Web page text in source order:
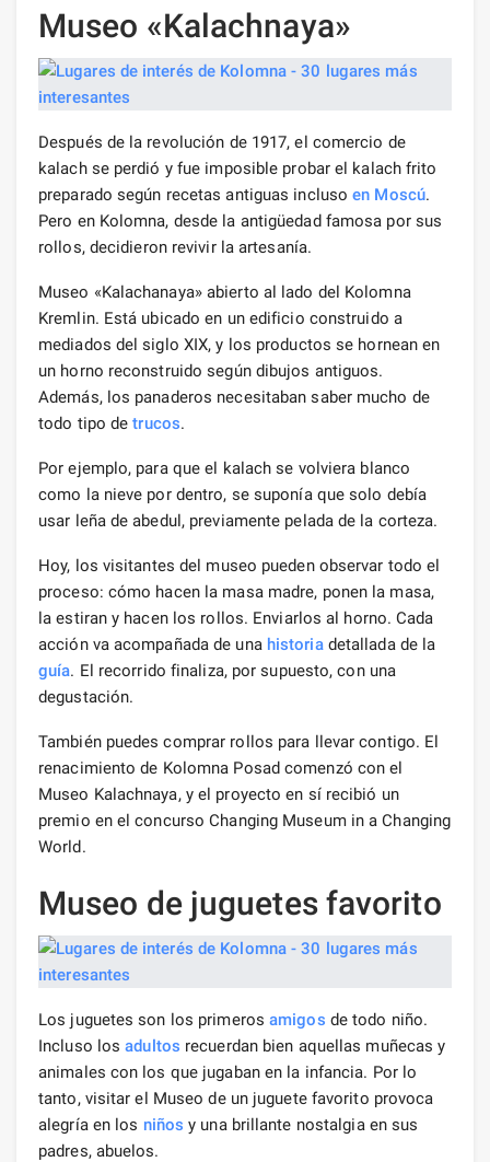
Museo «Kalachnaya»
Después de la revolución de 1917, el comercio de
kalach se perdió y fue imposible probar el kalach frito
preparado según recetas antiguas inclusoen Moscú.
Pero en Kolomna, desde la antigüedad famosa por sus
rollos, decidieron revivir la artesanía.
Museo «Kalachanaya» abierto al lado del Kolomna
Kremlin. Está ubicado en un edificio construido a
mediados del siglo XIX, y los productos se hornean en
un horno reconstruido según dibujos antiguos.
Además, los panaderos necesitaban saber mucho de
todo tipo detrucos.
Por ejemplo, para que el kalach se volviera blanco
como la nieve por dentro, se suponía que solo debía
usar leña de abedul, previamente pelada de la corteza.
Hoy, los visitantes del museo pueden observar todo el
proceso: cómo hacen la masa madre, ponen la masa,
la estiran y hacen los rollos. Enviarlos al horno. Cada
acción va acompañada de una historiadetallada de la
guía. El recorrido finaliza, por supuesto, con una
degustación.
También puedes comprar rollos para llevar contigo. El
renacimiento de Kolomna Posad comenzó con el
Museo Kalachnaya, y el proyecto en sí recibió un
premio en el concurso Changing Museum in a Changing
World.
Museo de juguetes favorito
Los juguetes son los primeros amigos de todo niño.
Incluso losadultos recuerdan bien aquellas muñecas y
animales con los que jugaban en la infancia. Por lo
tanto, visitar el Museo de un juguete favorito provoca
alegría en los niños y una brillante nostalgia en sus
padres, abuelos.